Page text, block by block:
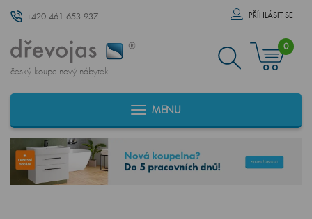
+420 461 653 937 PŘÍHLÁSIT SE
český koupelnový nábytek
0
MENU